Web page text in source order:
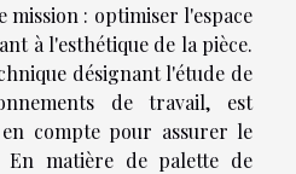
mission : optimiser l'espace
à l'esthétique de la pièce.
désignant l'étude de
de travail, est
compte pour assurer le
matière de palette de